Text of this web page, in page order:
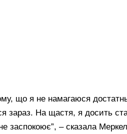
що я не намагаюся
зараз. На щастя, я досить
заспокоює”, – сказала